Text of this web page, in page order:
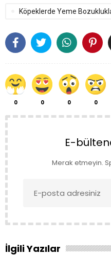
0 0 0 0
Köpeklerde Yeme
E-
Merak etmeyin.
İlgili Yazılar